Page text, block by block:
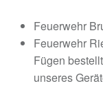
Feuerwehr
Feuerwehr
Fügen
unseres